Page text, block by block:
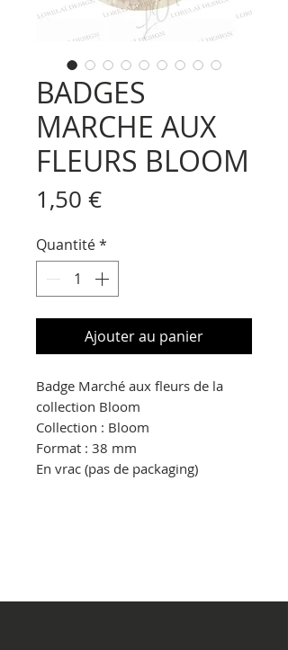
BADGES
MARCHE AUX
FLEURS BLOOM
1,50 €Prix
Quantité*
Ajouter au panier
Badge Marché aux fleurs de la
collection Bloom
Collection : Bloom
Format : 38 mm
En vrac (pas de packaging)